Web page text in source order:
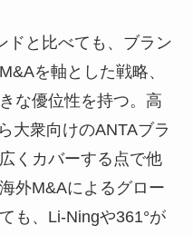
ドと比べても、ブラン
を軸とした戦略、
な優位性を持つ。高
大衆向けのANTAブラ
くカバーする点で他
外M&Aによるグロー
も、Li-Ningや361°が